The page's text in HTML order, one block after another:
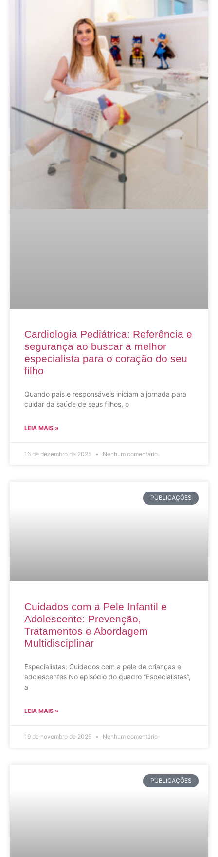
Cardiologia Pediátrica: Referência e
segurança ao buscar a melhor
especialista para o coração do seu
filho
Quando pais e responsáveis iniciam a jornada para
cuidar da saúde de seus filhos, o
LEIA MAIS »
16 de dezembro de 2025 Nenhum comentário
PUBLICAÇÕES
Cuidados com a Pele Infantil e
Adolescente: Prevenção,
Tratamentos e Abordagem
Multidisciplinar
Especialistas: Cuidados com a pele de crianças e
adolescentes No episódio do quadro “Especialistas”,
a
LEIA MAIS »
19 de novembro de 2025 Nenhum comentário
PUBLICAÇÕES